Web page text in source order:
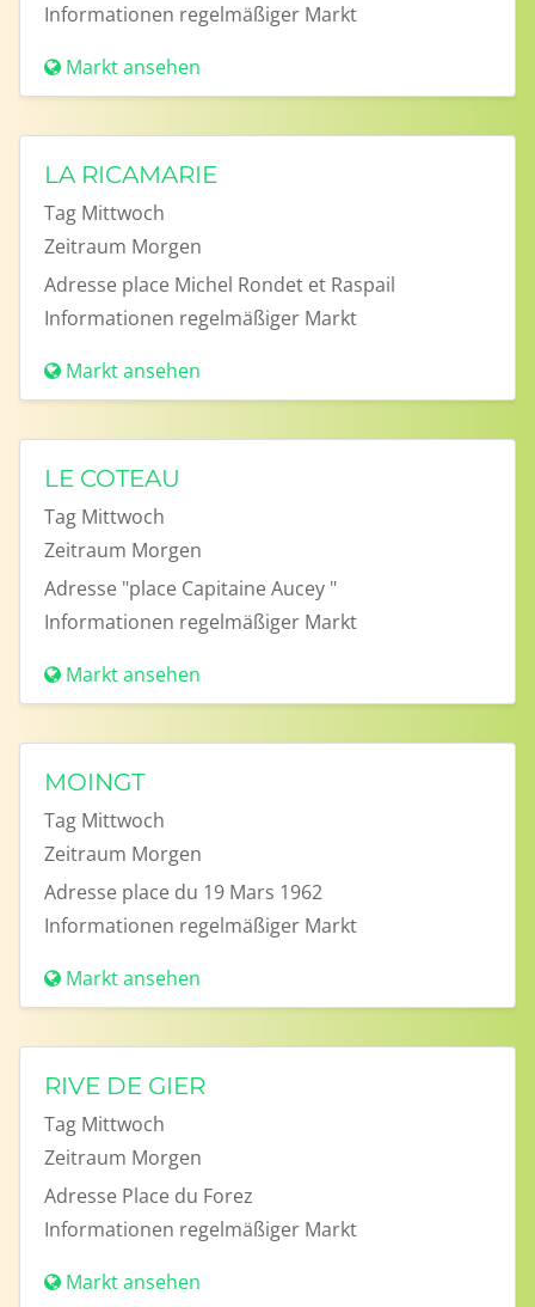
Informationen regelmäßiger Markt
Markt ansehen
LA RICAMARIE
Tag Mittwoch
Zeitraum Morgen
Adresse place Michel Rondet et Raspail
Informationen regelmäßiger Markt
Markt ansehen
LE COTEAU
Tag Mittwoch
Zeitraum Morgen
Adresse "place Capitaine Aucey "
Informationen regelmäßiger Markt
Markt ansehen
MOINGT
Tag Mittwoch
Zeitraum Morgen
Adresse place du 19 Mars 1962
Informationen regelmäßiger Markt
Markt ansehen
RIVE DE GIER
Tag Mittwoch
Zeitraum Morgen
Adresse Place du Forez
Informationen regelmäßiger Markt
Markt ansehen